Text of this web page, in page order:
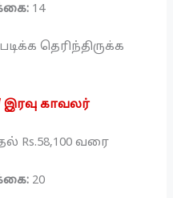
14
தெரிந்திருக்க
இரவு காவலர்
Rs.58,100 வரை
20